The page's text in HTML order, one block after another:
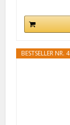
BESTSELLER NR. 4